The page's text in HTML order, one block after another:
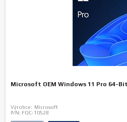
Microsoft OEM Windows 11 Pro 64-
Výrobce: Microsoft
P/N: FQC-10528